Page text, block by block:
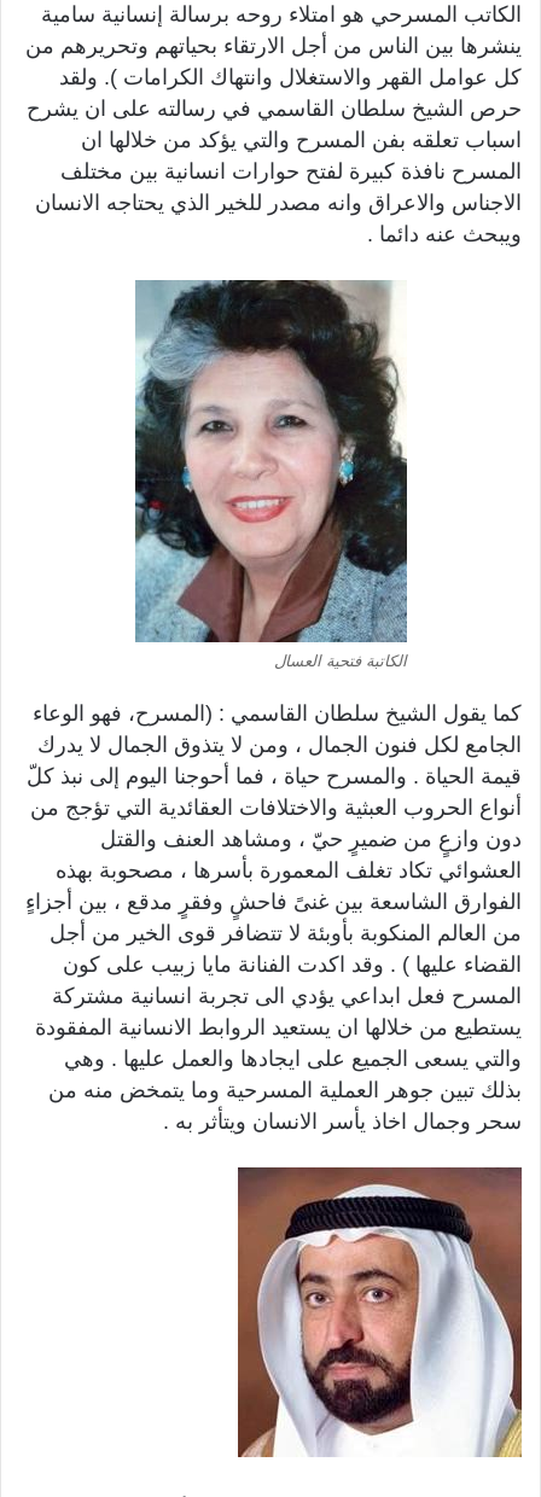
الكاتب المسرحي هو امتلاء روحه برسالة إنسانية سامية
ينشرها بين الناس من أجل الارتقاء بحياتهم وتحريرهم من
كل عوامل القهر والاستغلال وانتهاك الكرامات ). ولقد
حرص الشيخ سلطان القاسمي في رسالته على ان يشرح
اسباب تعلقه بفن المسرح والتي يؤكد من خلالها ان
المسرح نافذة كبيرة لفتح حوارات انسانية بين مختلف
الاجناس والاعراق وانه مصدر للخير الذي يحتاجه الانسان
ويبحث عنه دائما .
الكاتبة فتحية العسال
كما يقول الشيخ سلطان القاسمي : (المسرح، فهو الوعاء
الجامع لكل فنون الجمال ، ومن لا يتذوق الجمال لا يدرك
قيمة الحياة . والمسرح حياة ، فما أحوجنا اليوم إلى نبذ كلّ
أنواع الحروب العبثية والاختلافات العقائدية التي تؤجج من
دون وازعٍ من ضميرٍ حيّ ، ومشاهد العنف والقتل
العشوائي تكاد تغلف المعمورة بأسرها ، مصحوبة بهذه
الفوارق الشاسعة بين غنىً فاحشٍ وفقرٍ مدقع ، بين أجزاءٍ
من العالم المنكوبة بأوبئة لا تتضافر قوى الخير من أجل
القضاء عليها ) . وقد اكدت الفنانة مايا زبيب على كون
المسرح فعل ابداعي يؤدي الى تجربة انسانية مشتركة
يستطيع من خلالها ان يستعيد الروابط الانسانية المفقودة
والتي يسعى الجميع على ايجادها والعمل عليها . وهي
بذلك تبين جوهر العملية المسرحية وما يتمخض منه من
سحر وجمال اخاذ يأسر الانسان ويتأثر به .